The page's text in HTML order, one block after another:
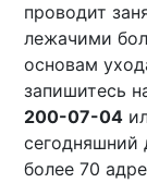
проводит
лежачими
основам
запишитесь
200-07-04
сегодняшний
более 70